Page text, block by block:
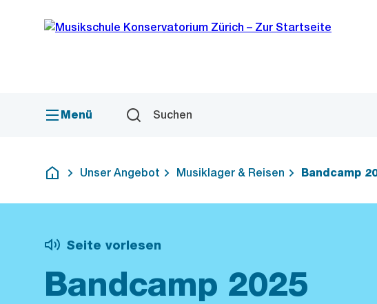
Navigation
Sprunglink
Menü Suchen
Deutsch
Unser Angebot Musiklager & Reisen Bandcamp
Seite vorlesen
Bandcamp 2025